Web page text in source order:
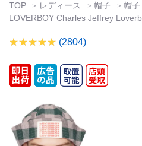
TOP レディース 帽子
帽
LOVERBOY Charles Jeffrey
(2804)